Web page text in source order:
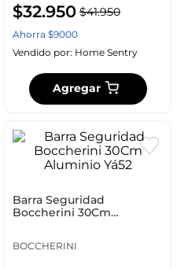
$32.950 $41.950
Ahorra $9000
Vendido por: Home Sentry
Agregar
Barra Seguridad
Boccherini 30Cm
BOCCHERINI